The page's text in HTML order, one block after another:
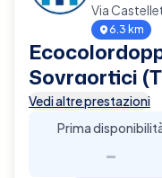
Via
6.3 km
Sovraortici
Vedi altre prestazioni
Prima
-